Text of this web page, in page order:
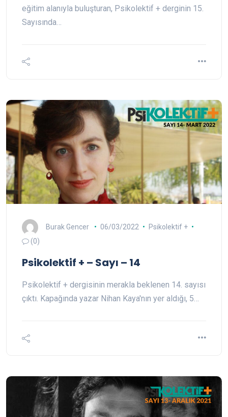
eğitim alanıyla buluşturan, Psikolektif + derginin 15.
Sayısında…
Burak Gencer 06/03/2022
Psikolektif +
(0)
Psikolektif + – Sayı – 14
Psikolektif + dergisinin merakla beklenen 14. sayısı
çıktı. Kapağında yazar Nihan Kaya'nın yer aldığı, 5…